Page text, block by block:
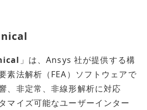
」は、Ansys 社が提供する構
素法解析（FEA）ソフトウェアで
、非定常、非線形解析に対応
マイズ可能なユーザーインター